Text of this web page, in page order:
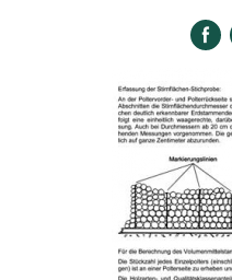
Kultura i historia
Strefa eksperta
Auto do lasu
Dla drwala
Leśnik na zakupach